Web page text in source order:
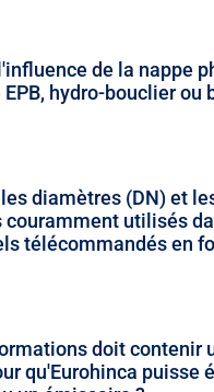
de la nappe
hydro-bouclier ou
diamètres (DN) et
couramment utilisés
télécommandés en
doit contenir
qu'Eurohinca puisse